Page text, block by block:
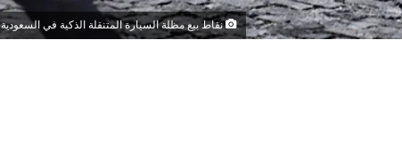
نقاط بيع مظلة السيارة المتنقلة الذكية في السعودية